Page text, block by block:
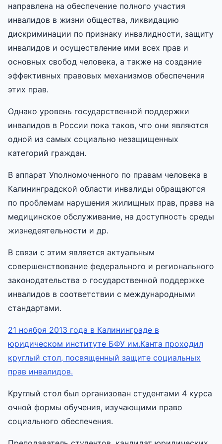
направлена на обеспечение полного участия
инвалидов в жизни общества, ликвидацию
дискриминации по признаку инвалидности, защиту
инвалидов и осуществление ими всех прав и
основных свобод человека, а также на создание
эффективных правовых механизмов обеспечения
этих прав.
Однако уровень государственной поддержки
инвалидов в России пока таков, что они являются
одной из самых социально незащищенных
категорий граждан.
В аппарат Уполномоченного по правам человека в
Калининградской области инвалиды обращаются
по проблемам нарушения жилищных прав, права на
медицинское обслуживание, на доступность среды
жизнедеятельности и др.
В связи с этим является актуальным
совершенствование федерального и регионального
законодательства о государственной поддержке
инвалидов в соответствии с международными
стандартами.
21 ноября 2013 года в Калининграде в
юридическом институте БФУ им.Канта проходил
круглый стол, посвященный защите социальных
прав инвалидов.
Круглый стол был организован студентами 4 курса
очной формы обучения, изучающими право
социального обеспечения.